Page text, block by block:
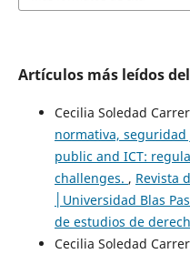
Artículos más leídos
Cecilia Soledad
normativa,
public and ICT:
challenges. , Revista
│Universidad Blas
de estudios de
Cecilia Soledad